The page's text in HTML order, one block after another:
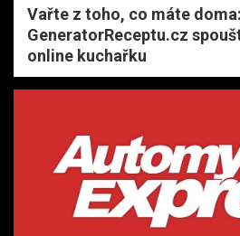
Vařte z toho, co máte
GeneratorReceptu.cz
online kuchařku